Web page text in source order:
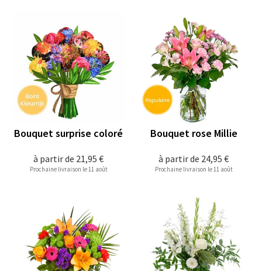
à partir de 21,95 €
Bouquet surprise coloré
Prochaine livraison le 11 août
à partir de 24,95 €
Bouquet rose Millie
Prochaine livraison le 11 août